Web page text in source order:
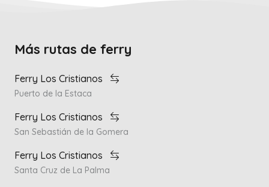
Más rutas de ferry
Ferry Los Cristianos
Puerto de la Estaca
Ferry Los Cristianos
San Sebastián de la Gomera
Ferry Los Cristianos
Santa Cruz de La Palma